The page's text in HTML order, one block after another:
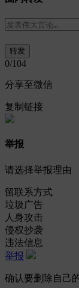
0/104
分享至微信
复制链接
举报
请选择举报理由
留联系方式
垃圾广告
人身攻击
侵权抄袭
违法信息
举报
确认要删除自己